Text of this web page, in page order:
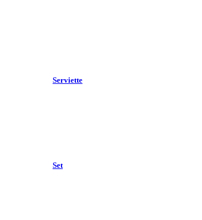
Serviette
Set